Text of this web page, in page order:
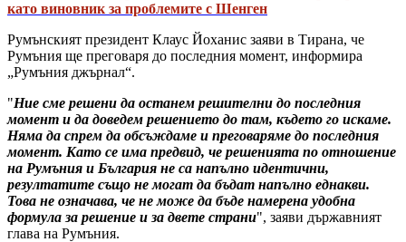
като виновник за проблемите с Шенген
Румънският президент Клаус Йоханис заяви в Тирана, че
Румъния ще преговаря до последния момент, информира
„Румъния джърнал“.
"Ние сме решени да останем решителни до последния
момент и да доведем решението до там, където го искаме.
Няма да спрем да обсъждаме и преговаряме до последния
момент. Като се има предвид, че решенията по отношение
на Румъния и България не са напълно идентични,
резултатите също не могат да бъдат напълно еднакви.
Това не означава, че не може да бъде намерена удобна
формула за решение и за двете страни", заяви държавният
глава на Румъния.